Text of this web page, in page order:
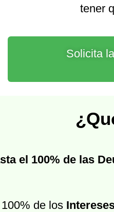
tener
Solicita
el 100% de las
de los